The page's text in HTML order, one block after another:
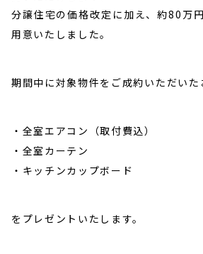
分譲住宅の価格改定に加え、約80万
用意いたしました。
期間中に対象物件をご成約いただいた
・全室エアコン（取付費込）
・全室カーテン
・キッチンカップボード
をプレゼントいたします。